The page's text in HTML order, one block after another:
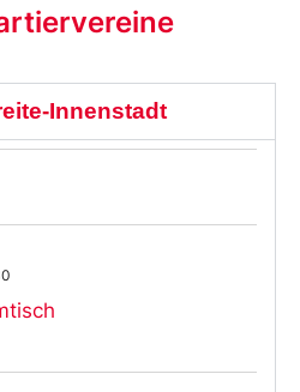
Innenstadt